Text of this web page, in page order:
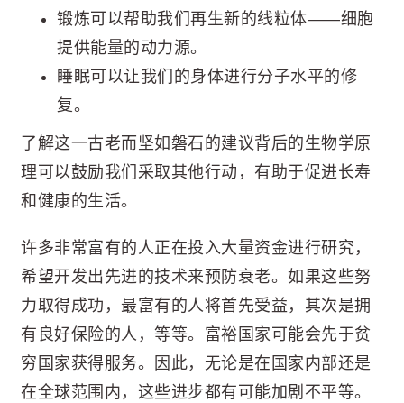
锻炼可以帮助我们再生新的线粒体——细胞
提供能量的动力源。
睡眠可以让我们的身体进行分子水平的修
复。
了解这一古老而坚如磐石的建议背后的生物学原
理可以鼓励我们采取其他行动，有助于促进长寿
和健康的生活。
许多非常富有的人正在投入大量资金进行研究，
希望开发出先进的技术来预防衰老。如果这些努
力取得成功，最富有的人将首先受益，其次是拥
有良好保险的人，等等。富裕国家可能会先于贫
穷国家获得服务。因此，无论是在国家内部还是
在全球范围内，这些进步都有可能加剧不平等。